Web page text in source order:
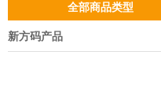
全部商品类型
新方码产品